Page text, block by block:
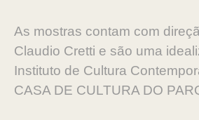
As mostras contam com
Claudio Cretti e são uma
Instituto de Cultura
CASA DE CULTURA DO